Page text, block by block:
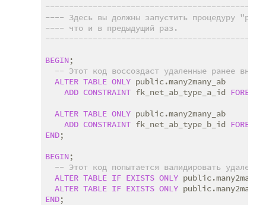
---- Здесь вы должны запустить процедуру
---- что и в предыдущий раз.
BEGIN;
-- Этот код воссоздаст удаленные ранее
ALTER TABLE ONLY public.many2many_ab
ADD CONSTRAINT fk_net_ab_type_a_id FOREIGN
ALTER TABLE ONLY public.many2many_ab
ADD CONSTRAINT fk_net_ab_type_b_id FOREIGN
END;
BEGIN;
-- Этот код попытается валидировать
ALTER TABLE IF EXISTS ONLY
ALTER TABLE IF EXISTS ONLY
END;